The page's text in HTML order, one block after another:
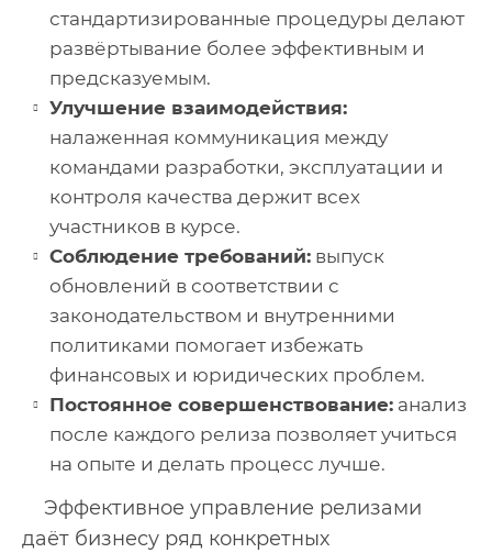
стандартизированные процедуры делают
развёртывание более эффективным и
предсказуемым.
Улучшение взаимодействия:
налаженная коммуникация между
командами разработки, эксплуатации и
контроля качества держит всех
участников в курсе.
Соблюдение требований: выпуск
обновлений в соответствии с
законодательством и внутренними
политиками помогает избежать
финансовых и юридических проблем.
Постоянное совершенствование: анализ
после каждого релиза позволяет учиться
на опыте и делать процесс лучше.
Эффективное управление релизами
даёт бизнесу ряд конкретных